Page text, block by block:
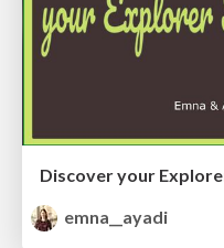
Discover your
emna__ayadi